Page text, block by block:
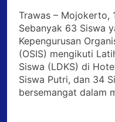
Trawas – Mojokerto,
Sebanyak 63 Siswa
Kepengurusan
(OSIS) mengikuti
Siswa (LDKS) di
Siswa Putri, dan 34
bersemangat dalam